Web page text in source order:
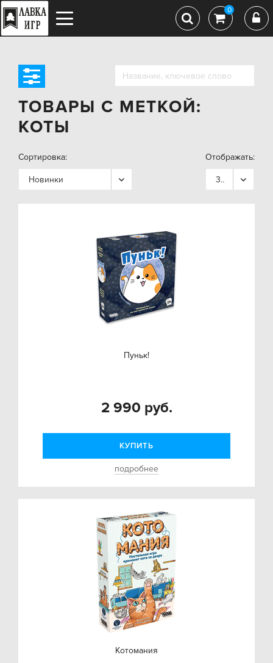
0
ТОВАРЫ С МЕТКОЙ:
КОТЫ
Сортировка:
Новинки
Отображать:
36
Пуньк!
2 990 руб.
КУПИТЬ
подробнее
Котомания